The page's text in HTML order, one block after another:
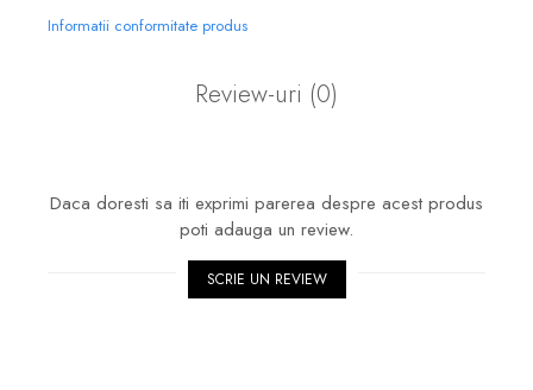
Informatii conformitate produs
Review-uri (0)
Daca doresti sa iti exprimi parerea despre acest produs
poti adauga un review.
SCRIE UN REVIEW